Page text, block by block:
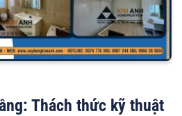
Thách thức kỹ thuật